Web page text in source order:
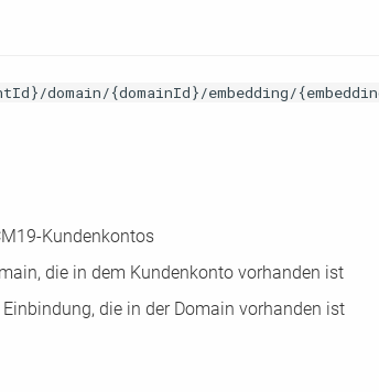
domain/{domainId}/embedding/
Kundenkontos
die in dem Kundenkonto vorhanden ist
Einbindung, die in der Domain vorhanden ist